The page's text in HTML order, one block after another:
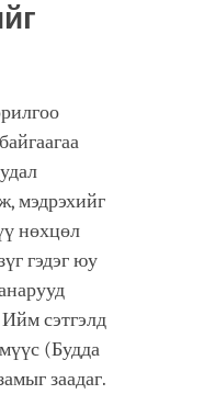
мэдрэхийг
нөхцөл
гэдэг юу
сэтгэлд
(Будда
заадаг.